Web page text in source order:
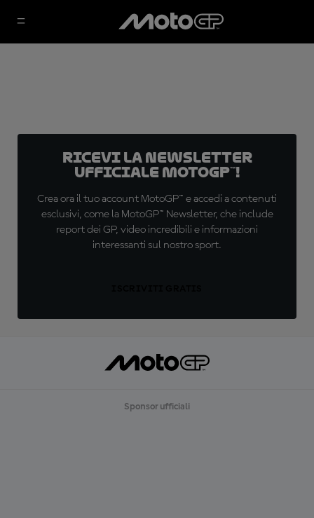
Ricevi la newsletter
ufficiale MotoGP™!
Crea ora il tuo account MotoGP™ e accedi a contenuti
esclusivi, come la MotoGP™ Newsletter, che include
report dei GP, video incredibili e informazioni
interessanti sul nostro sport.
Sponsor ufficiali